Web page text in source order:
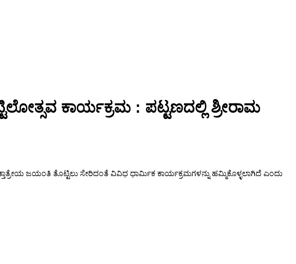
ಕಾರ್ಯಕ್ರಮ : ಪಟ್ಟಣದಲ್ಲಿ ಶ್ರೀರಾಮ
ಜಯಂತಿ ತೊಟ್ಟಿಲು ಸೇರಿದಂತೆ ವಿವಿಧ ಧಾರ್ಮಿಕ ಕಾರ್ಯಕ್ರಮಗಳನ್ನು ಹಮ್ಮಿಕೊಳ್ಳಲಾಗಿದೆ ಎಂದು